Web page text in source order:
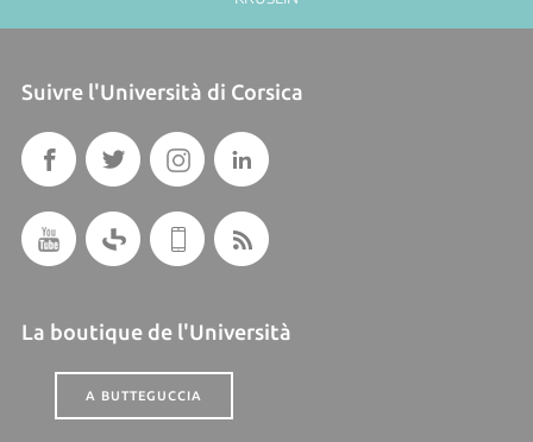
Suivre l'Università di Corsica
La boutique de l'Università
A BUTTEGUCCIA